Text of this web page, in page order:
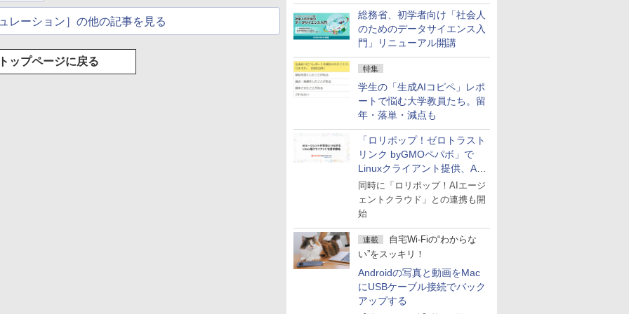
総務省、初学者向け「社会人
のためのデータサイエンス入
門」リニューアル開講
特集
学生の「生成AIコピペ」レポ
ートで悩む大学教員たち。留
年・落単・減点も
「ロリポップ！ゼロトラスト
リンク byGMOペパボ」で
Linuxクライアント提供、AI
エージェントの接続が容易に
同時に「ロリポップ！AIエージ
ェントクラウド」との連携も開
始
連載
自宅Wi-Fiの“わからな
い”をスッキリ！
Androidの写真と動画をMac
にUSBケーブル接続でバック
アップする
レーション］の他の記事を見る
トップページに戻る